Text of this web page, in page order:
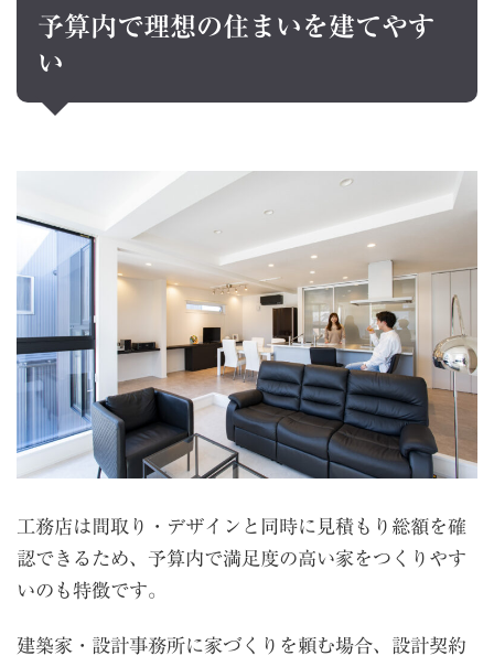
予算内で理想の住まいを建てやす
い
工務店は間取り・デザインと同時に見積もり総額を確
認できるため、予算内で満足度の高い家をつくりやす
いのも特徴です。
建築家・設計事務所に家づくりを頼む場合、設計契約